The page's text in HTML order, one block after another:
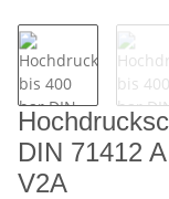
DIN 71412
V2A